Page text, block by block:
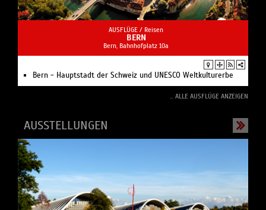
AUSFLÜGE / Reisen
BERN
Bern, Bahnhofplatz 10a
Bern - Hauptstadt der Schweiz und UNESCO Weltkulturerbe
... ALLE AUSFLÜGE ANZEIGEN
AUSSTELLUNGEN